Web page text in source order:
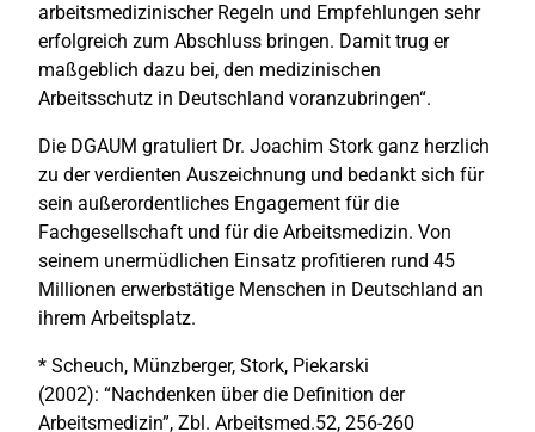
arbeitsmedizinischer Regeln und Empfehlungen sehr
erfolgreich zum Abschluss bringen. Damit trug er
maßgeblich dazu bei, den medizinischen
Arbeitsschutz in Deutschland voranzubringen“.
Die DGAUM gratuliert Dr. Joachim Stork ganz herzlich
zu der verdienten Auszeichnung und bedankt sich für
sein außerordentliches Engagement für die
Fachgesellschaft und für die Arbeitsmedizin. Von
seinem unermüdlichen Einsatz profitieren rund 45
Millionen erwerbstätige Menschen in Deutschland an
ihrem Arbeitsplatz.
* Scheuch, Münzberger, Stork, Piekarski
(2002): “Nachdenken über die Definition der
Arbeitsmedizin”, Zbl. Arbeitsmed.52, 256-260